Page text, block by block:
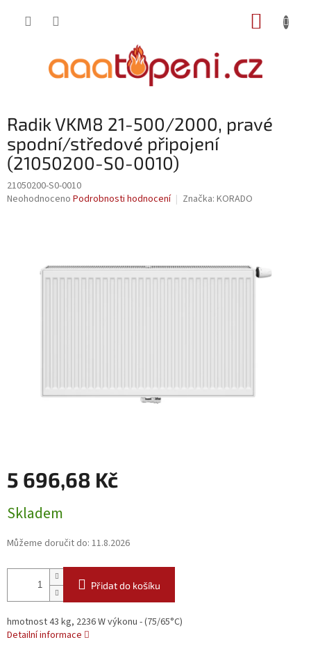
Radik VKM8 21-500/2000, pravé
spodní/středové připojení
(21050200-S0-0010)
21050200-S0-0010
Průměrné
Neohodnoceno Podrobnosti hodnocení Značka: KORADO
5 696,68 Kč
cena:
Skladem
Můžeme doručit do: 11.8.2026
Přidat do košíku
hmotnost 43 kg, 2236 W výkonu - (75/65°C)
Detailní informace